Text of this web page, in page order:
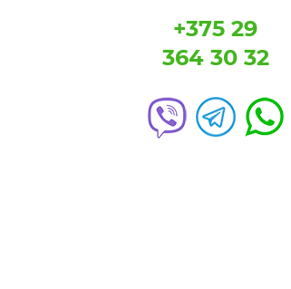
+375 29
364 30 32